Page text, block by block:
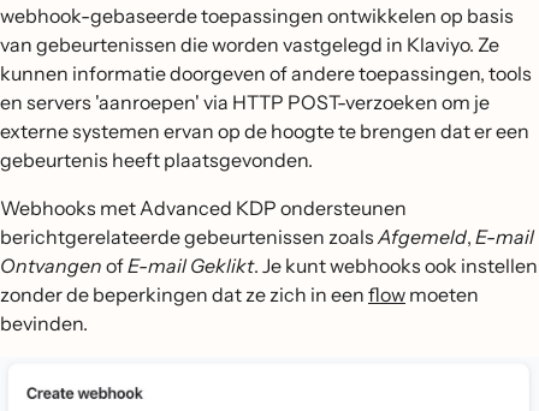
webhook-gebaseerde toepassingen ontwikkelen op basis
van gebeurtenissen die worden vastgelegd in Klaviyo. Ze
kunnen informatie doorgeven of andere toepassingen, tools
en servers 'aanroepen' via HTTP POST-verzoeken om je
externe systemen ervan op de hoogte te brengen dat er een
gebeurtenis heeft plaatsgevonden.
Webhooks met Advanced KDP ondersteunen
berichtgerelateerde gebeurtenissen zoals Afgemeld, E-mail
Ontvangen ofE-mail Geklikt. Je kunt webhooks ook instellen
zonder de beperkingen dat ze zich in een flow moeten
bevinden.